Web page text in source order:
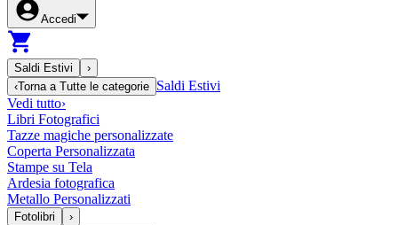
Accedi
Saldi Estivi
›
‹Torna a Tutte le categorie Saldi Estivi
Vedi tutto›
Libri Fotografici
Tazze magiche personalizzate
Coperta Personalizzata
Stampe su Tela
Ardesia fotografica
Metallo Personalizzati
Fotolibri
›